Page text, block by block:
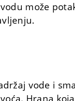
može
vode i
Hrana